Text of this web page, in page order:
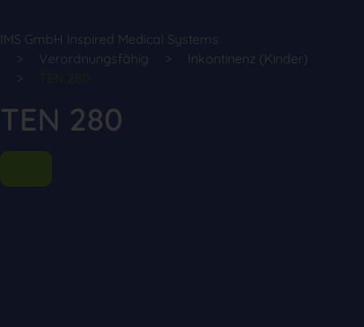
IMS GmbH Inspired Medical Systems
Verordnungsfähig
Inkontinenz (Kinder)
TEN 280